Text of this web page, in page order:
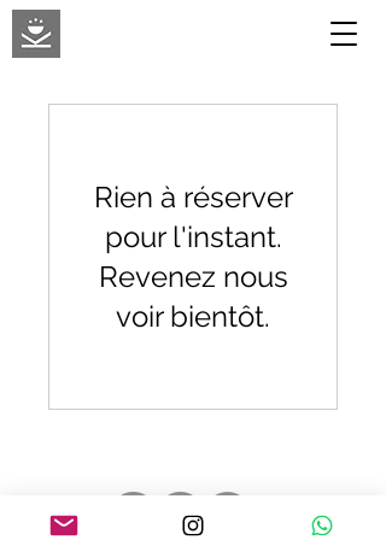
Rien à réserver
pour l'instant.
Revenez nous
voir bientôt.